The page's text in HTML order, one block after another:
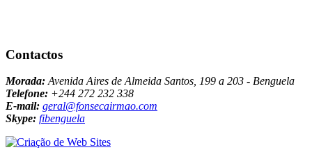
Contactos
Morada: Avenida Aires de Almeida Santos, 199 a 203 - Benguela
Telefone: +244 272 232 338
E-mail: geral@fonsecairmao.com
Skype: fibenguela